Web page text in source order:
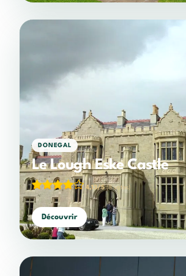
DONEGAL
Le Lough Eske Castle
4,13/5(8 votes)
Découvrir